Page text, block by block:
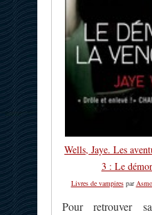
Wells, Jaye. Les
3 : Le
Livres de vampirespar
Pour retrouver